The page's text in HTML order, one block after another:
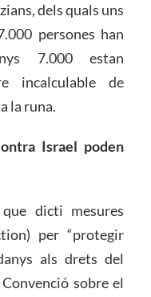
dels quals uns
persones han
7.000 estan
incalculable de
la runa.
Israel poden
dicti mesures
per “protegir
als drets del
sobre el